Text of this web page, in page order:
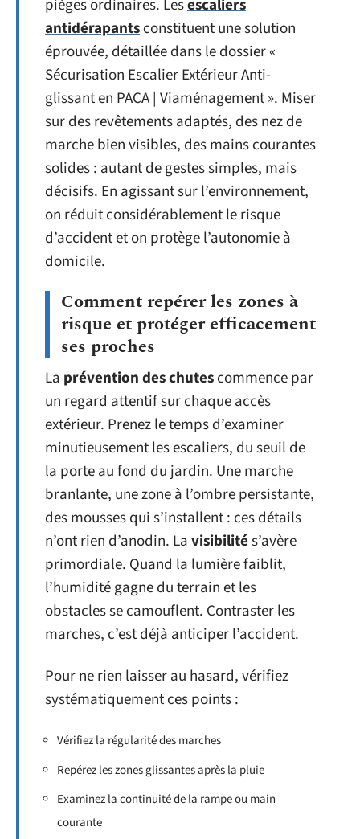
pièges ordinaires. Lesescaliers
antidérapantsconstituent une solution
éprouvée, détaillée dans le dossier «
Sécurisation Escalier Extérieur Anti-
glissant en PACA | Viaménagement ». Miser
sur des revêtements adaptés, des nez de
marche bien visibles, des mains courantes
solides : autant de gestes simples, mais
décisifs. En agissant sur l’environnement,
on réduit considérablement le risque
d’accident et on protège l’autonomie à
domicile.
Comment repérer les zones à
risque et protéger efficacement
ses proches
La prévention des chutescommence par
un regard attentif sur chaque accès
extérieur. Prenez le temps d’examiner
minutieusement les escaliers, du seuil de
la porte au fond du jardin. Une marche
branlante, une zone à l’ombre persistante,
des mousses qui s’installent : ces détails
n’ont rien d’anodin. Lavisibilités’avère
primordiale. Quand la lumière faiblit,
l’humidité gagne du terrain et les
obstacles se camouflent. Contraster les
marches, c’est déjà anticiper l’accident.
Pour ne rien laisser au hasard, vérifiez
systématiquement ces points :
Vérifiez la régularité des marches
Repérez les zones glissantes après la pluie
Examinez la continuité de la rampe ou main
courante